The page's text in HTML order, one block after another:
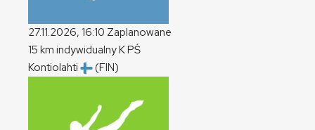
27.11.2026, 16:10 Zaplanowane
15 km indywidualnyKPŚ
Kontiolahti
(FIN)